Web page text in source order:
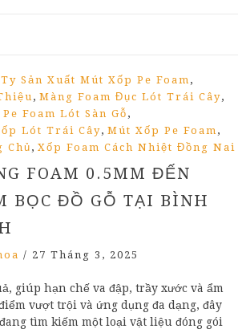
Sản Xuất Mút Xốp Pe Foam ,
, Màng Foam Đục Lót Trái Cây,
Foam Lót Sàn Gỗ,
Lót Trái Cây, Mút Xốp Pe Foam ,
Chủ, Xốp Foam Cách Nhiệt Đồng Nai
FOAM 0.5MM ĐẾN
BỌC ĐỒ GỖ TẠI BÌNH
/ 27 Tháng 3, 2025
giúp hạn chế va đập, trầy xước và ẩm
vượt trội và ứng dụng đa dạng, đây
tìm kiếm một loại vật liệu đóng gói